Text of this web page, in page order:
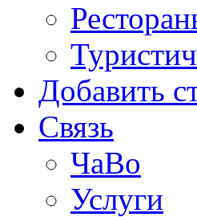
Добавить
Связь
ЧаВо
Услуги